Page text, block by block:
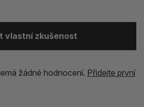
vlastní zkušenost
žádné hodnocení. Přidejte první